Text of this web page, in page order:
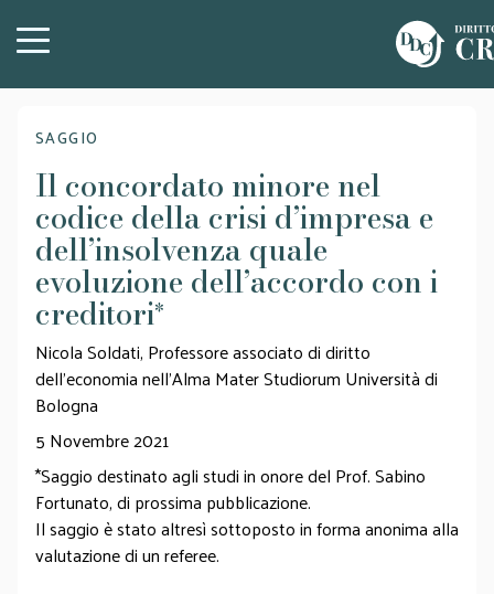
SAGGIO
Il concordato minore nel
codice della crisi d’impresa e
dell’insolvenza quale
evoluzione dell’accordo con i
creditori*
Nicola Soldati, Professore associato di diritto
dell’economia nell’Alma Mater Studiorum Università di
Bologna
5 Novembre 2021
*Saggio destinato agli studi in onore del Prof. Sabino
Fortunato, di prossima pubblicazione.
Il saggio è stato altresì sottoposto in forma anonima alla
valutazione di un referee.